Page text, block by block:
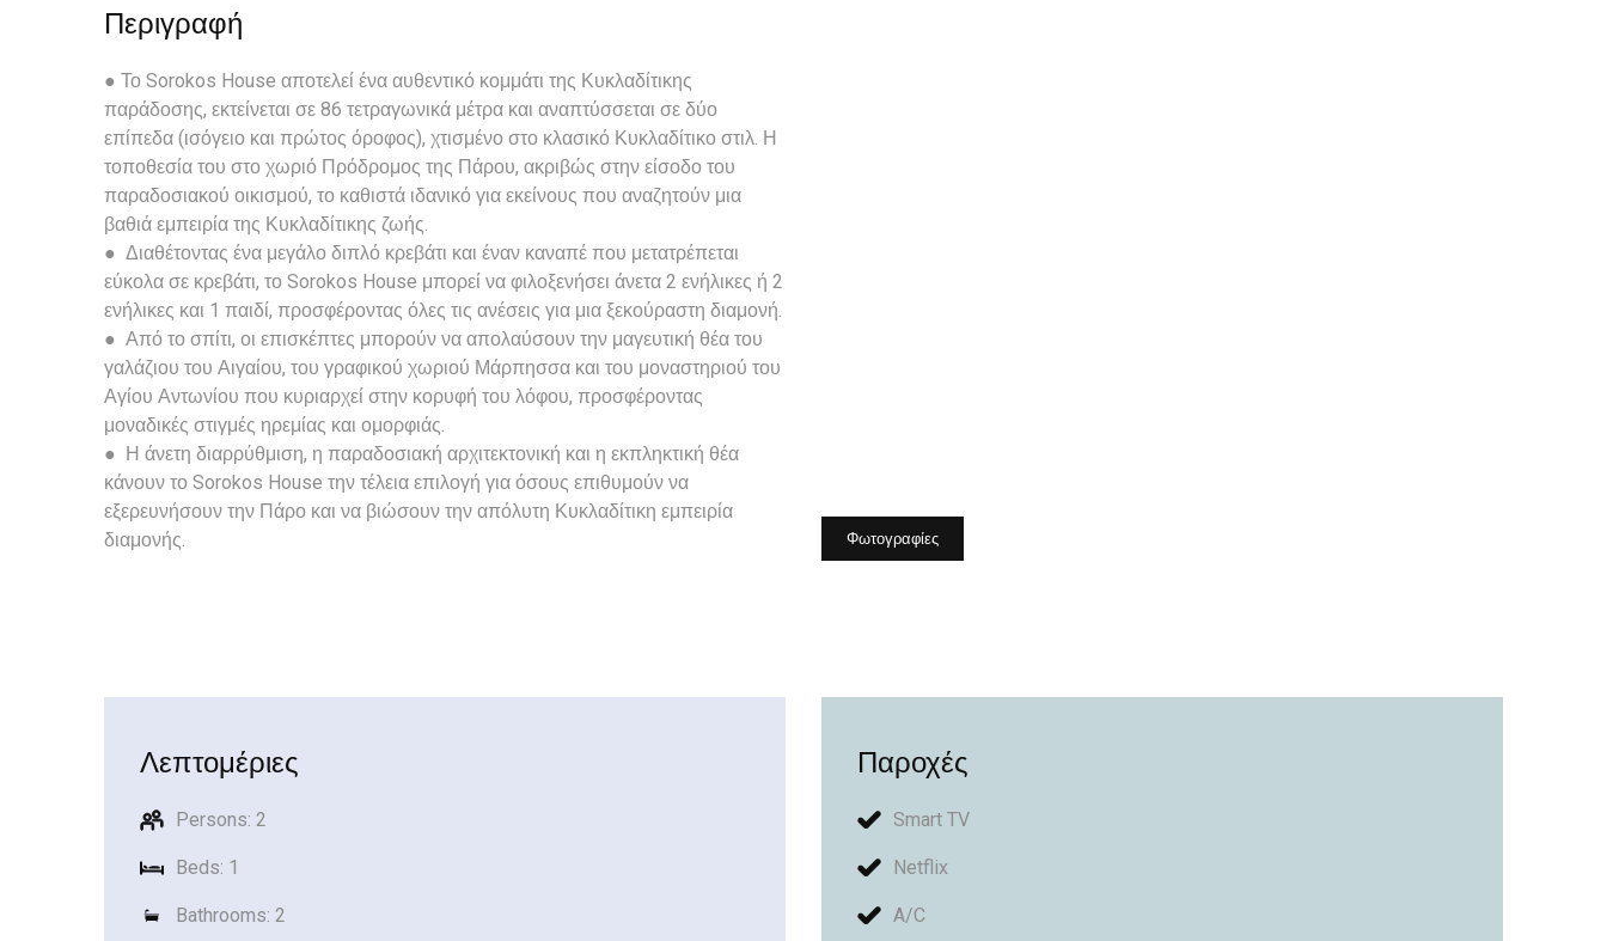
Περιγραφή
● Το Sorokos House αποτελεί ένα αυθεντικό κομμάτι της Κυκλαδίτικης
παράδοσης, εκτείνεται σε 86 τετραγωνικά μέτρα και αναπτύσσεται σε δύο
επίπεδα (ισόγειο και πρώτος όροφος), χτισμένο στο κλασικό Κυκλαδίτικο στιλ. Η
τοποθεσία του στο χωριό Πρόδρομος της Πάρου, ακριβώς στην είσοδο του
παραδοσιακού οικισμού, το καθιστά ιδανικό για εκείνους που αναζητούν μια
βαθιά εμπειρία της Κυκλαδίτικης ζωής.
● Διαθέτοντας ένα μεγάλο διπλό κρεβάτι και έναν καναπέ που μετατρέπεται
εύκολα σε κρεβάτι, το Sorokos House μπορεί να φιλοξενήσει άνετα 2 ενήλικες ή 2
ενήλικες και 1 παιδί, προσφέροντας όλες τις ανέσεις για μια ξεκούραστη διαμονή.
● Από το σπίτι, οι επισκέπτες μπορούν να απολαύσουν την μαγευτική θέα του
γαλάζιου του Αιγαίου, του γραφικού χωριού Μάρπησσα και του μοναστηριού του
Αγίου Αντωνίου που κυριαρχεί στην κορυφή του λόφου, προσφέροντας
μοναδικές στιγμές ηρεμίας και ομορφιάς.
● Η άνετη διαρρύθμιση, η παραδοσιακή αρχιτεκτονική και η εκπληκτική θέα
κάνουν το Sorokos House την τέλεια επιλογή για όσους επιθυμούν να
εξερευνήσουν την Πάρο και να βιώσουν την απόλυτη Κυκλαδίτικη εμπειρία
διαμονής.
Φωτογραφίες
Λεπτομέριες
Persons: 2
Beds: 1
Bathrooms: 2
Παροχές
Smart TV
Netflix
A/C